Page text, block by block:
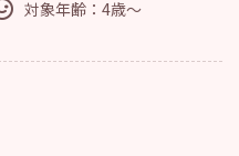
対象年齢：4歳～